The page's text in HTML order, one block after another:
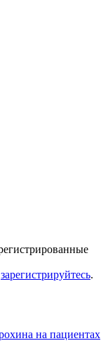
зарегистрируйтесь.
на пациентах